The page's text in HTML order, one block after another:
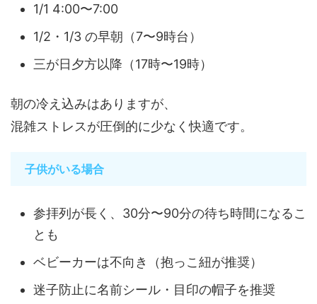
1/1 4:00〜7:00
1/2・1/3 の早朝（7〜9時台）
三が日夕方以降（17時〜19時）
朝の冷え込みはありますが、
混雑ストレスが圧倒的に少なく快適です。
子供がいる場合
参拝列が長く、30分〜90分の待ち時間になるこ
とも
ベビーカーは不向き（抱っこ紐が推奨）
迷子防止に名前シール・目印の帽子を推奨